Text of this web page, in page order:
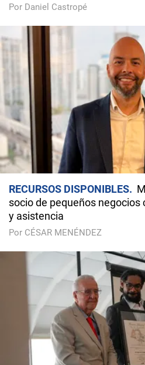
Por Daniel Castropé
RECURSOS DISPONIBLES
socio de pequeños
y asistencia
Por CÉSAR MENÉNDEZ